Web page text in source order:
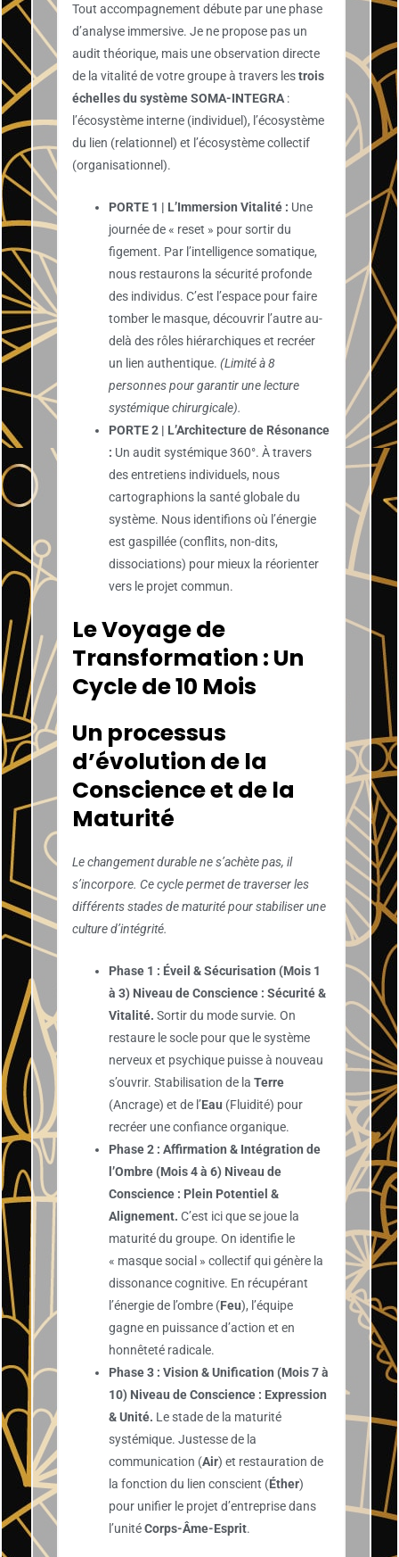
Tout accompagnement débute par une phase
d’analyse immersive. Je ne propose pas un
audit théorique, mais une observation directe
de la vitalité de votre groupe à travers lestrois
échelles du système SOMA-INTEGRA :
l’écosystème interne (individuel), l’écosystème
du lien (relationnel) et l’écosystème collectif
(organisationnel).
PORTE 1 | L’Immersion Vitalité : Une
journée de « reset » pour sortir du
figement. Par l’intelligence somatique,
nous restaurons la sécurité profonde
des individus. C’est l’espace pour faire
tomber le masque, découvrir l’autre au-
delà des rôles hiérarchiques et recréer
un lien authentique.(Limité à 8
personnes pour garantir une lecture
systémique chirurgicale).
PORTE 2 | L’Architecture de Résonance
: Un audit systémique 360°. À travers
des entretiens individuels, nous
cartographions la santé globale du
système. Nous identifions où l’énergie
est gaspillée (conflits, non-dits,
dissociations) pour mieux la réorienter
vers le projet commun.
Le Voyage de
Transformation : Un
Cycle de 10 Mois
Un processus
d’évolution de la
Conscience et de la
Maturité
Le changement durable ne s’achète pas, il
s’incorpore. Ce cycle permet de traverser les
différents stades de maturité pour stabiliser une
culture d’intégrité.
Phase 1 : Éveil & Sécurisation (Mois 1
à 3) Niveau de Conscience : Sécurité &
Vitalité. Sortir du mode survie. On
restaure le socle pour que le système
nerveux et psychique puisse à nouveau
s’ouvrir. Stabilisation de laTerre
(Ancrage) et de l’Eau (Fluidité) pour
recréer une confiance organique.
Phase 2 : Affirmation & Intégration de
l’Ombre (Mois 4 à 6) Niveau de
Conscience : Plein Potentiel &
Alignement. C’est ici que se joue la
maturité du groupe. On identifie le
« masque social » collectif qui génère la
dissonance cognitive. En récupérant
l’énergie de l’ombre (Feu), l’équipe
gagne en puissance d’action et en
honnêteté radicale.
Phase 3 : Vision & Unification (Mois 7 à
10) Niveau de Conscience : Expression
& Unité. Le stade de la maturité
systémique. Justesse de la
communication (Air) et restauration de
la fonction du lien conscient (Éther)
pour unifier le projet d’entreprise dans
l’unitéCorps-Âme-Esprit.